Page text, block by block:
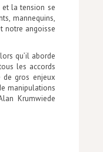
et la tension se
mannequins,
notre angoisse
qu’il aborde
les accords
de gros enjeux
manipulations
Krumwiede